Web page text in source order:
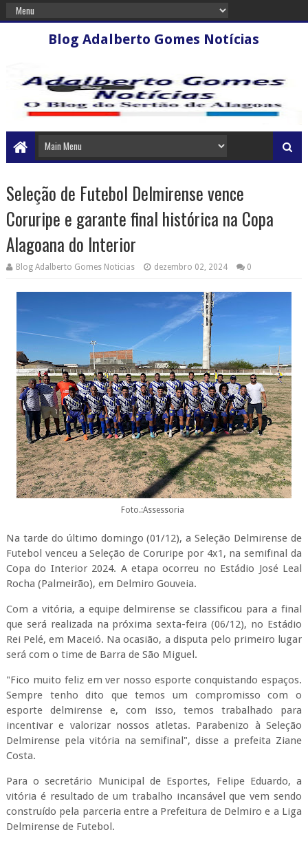
Blog Adalberto Gomes Notícias
Seleção de Futebol Delmirense vence
Coruripe e garante final histórica na Copa
Alagoana do Interior
Blog Adalberto Gomes Noticias dezembro 02, 2024 0
Foto.:Assessoria
Na tarde do último domingo (01/12), a Seleção Delmirense de
Futebol venceu a Seleção de Coruripe por 4x1, na semifinal da
Copa do Interior 2024. A etapa ocorreu no Estádio José Leal
Rocha (Palmeirão), em Delmiro Gouveia.
Com a vitória, a equipe delmirense se classificou para a final
que será realizada na próxima sexta-feira (06/12), no Estádio
Rei Pelé, em Maceió. Na ocasião, a disputa pelo primeiro lugar
será com o time de Barra de São Miguel.
"Fico muito feliz em ver nosso esporte conquistando espaços.
Sempre tenho dito que temos um compromisso com o
esporte delmirense e, com isso, temos trabalhado para
incentivar e valorizar nossos atletas. Parabenizo à Seleção
Delmirense pela vitória na semifinal", disse a prefeita Ziane
Costa.
Para o secretário Municipal de Esportes, Felipe Eduardo, a
vitória é resultado de um trabalho incansável que vem sendo
construído pela parceria entre a Prefeitura de Delmiro e a Liga
Delmirense de Futebol.